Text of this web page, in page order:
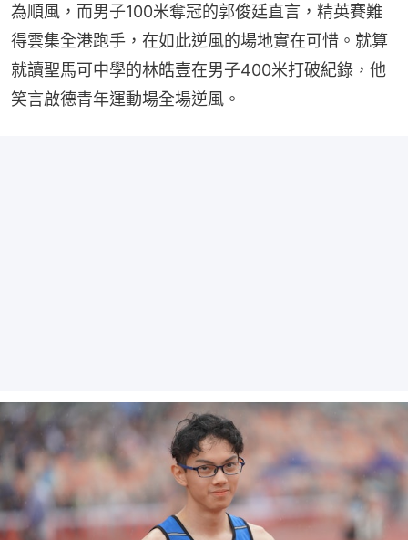
為順風，而男子100米奪冠的郭俊廷直言，精英賽難
得雲集全港跑手，在如此逆風的場地實在可惜。就算
就讀聖馬可中學的林皓壹在男子400米打破紀錄，他
笑言啟德青年運動場全場逆風。